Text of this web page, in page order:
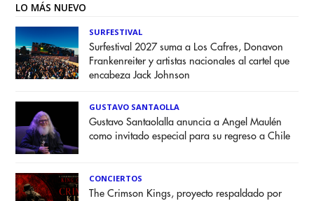
LO MÁS NUEVO
SURFESTIVAL
Surfestival 2027 suma a Los Cafres, Donavon
Frankenreiter y artistas nacionales al cartel que
encabeza Jack Johnson
GUSTAVO SANTAOLLA
Gustavo Santaolalla anuncia a Angel Maulén
como invitado especial para su regreso a Chile
CONCIERTOS
The Crimson Kings, proyecto respaldado por